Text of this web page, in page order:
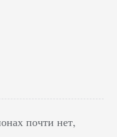
почти нет,